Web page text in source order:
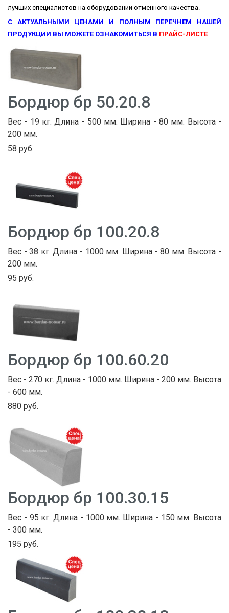
лучших специалистов на оборудовании отменного качества.
С АКТУАЛЬНЫМИ ЦЕНАМИ И ПОЛНЫМ ПЕРЕЧНЕМ НАШЕЙ
ПРОДУКЦИИ ВЫ МОЖЕТЕ ОЗНАКОМИТЬСЯ В ПРАЙС-ЛИСТЕ
Бордюр бр 50.20.8
Вес - 19 кг. Длина - 500 мм. Ширина - 80 мм. Высота -
200 мм.
58 руб.
Бордюр бр 100.20.8
Вес - 38 кг. Длина - 1000 мм. Ширина - 80 мм. Высота -
200 мм.
95 руб.
Бордюр бр 100.60.20
Вес - 270 кг. Длина - 1000 мм. Ширина - 200 мм. Высота
- 600 мм.
880 руб.
Бордюр бр 100.30.15
Вес - 95 кг. Длина - 1000 мм. Ширина - 150 мм. Высота
- 300 мм.
195 руб.